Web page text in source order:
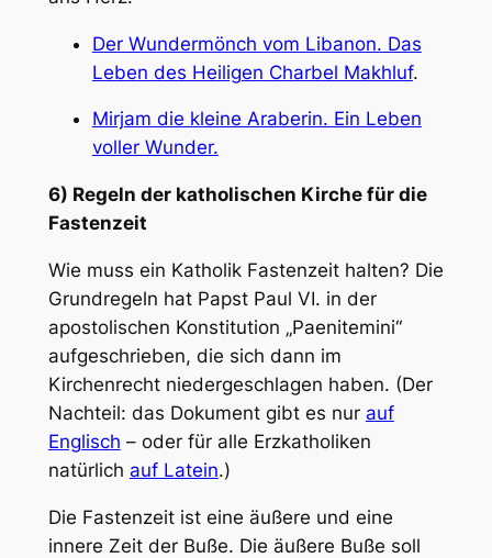
Der Wundermönch vom Libanon. Das
Leben des Heiligen Charbel Makhluf.
Mirjam die kleine Araberin. Ein Leben
voller Wunder.
6) Regeln der katholischen Kirche für die
Fastenzeit
Wie muss ein Katholik Fastenzeit halten? Die
Grundregeln hat Papst Paul VI. in der
apostolischen Konstitution „Paenitemini“
aufgeschrieben, die sich dann im
Kirchenrecht niedergeschlagen haben. (Der
Nachteil: das Dokument gibt es nur auf
Englisch – oder für alle Erzkatholiken
natürlich auf Latein.)
Die Fastenzeit ist eine äußere und eine
innere Zeit der Buße. Die äußere Buße soll